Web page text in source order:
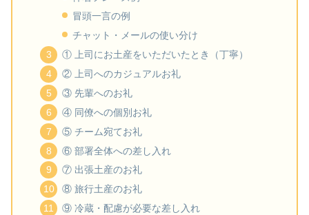
冒頭一言の例
チャット・メールの使い分け
① 上司にお土産をいただいたとき（丁寧）
② 上司へのカジュアルお礼
③ 先輩へのお礼
④ 同僚への個別お礼
⑤ チーム宛てお礼
⑥ 部署全体への差し入れ
⑦ 出張土産のお礼
⑧ 旅行土産のお礼
⑨ 冷蔵・配慮が必要な差し入れ